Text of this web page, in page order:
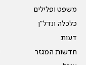
משפט ופלילים
כלכלה ונדל"ן
דעות
חדשות המגזר